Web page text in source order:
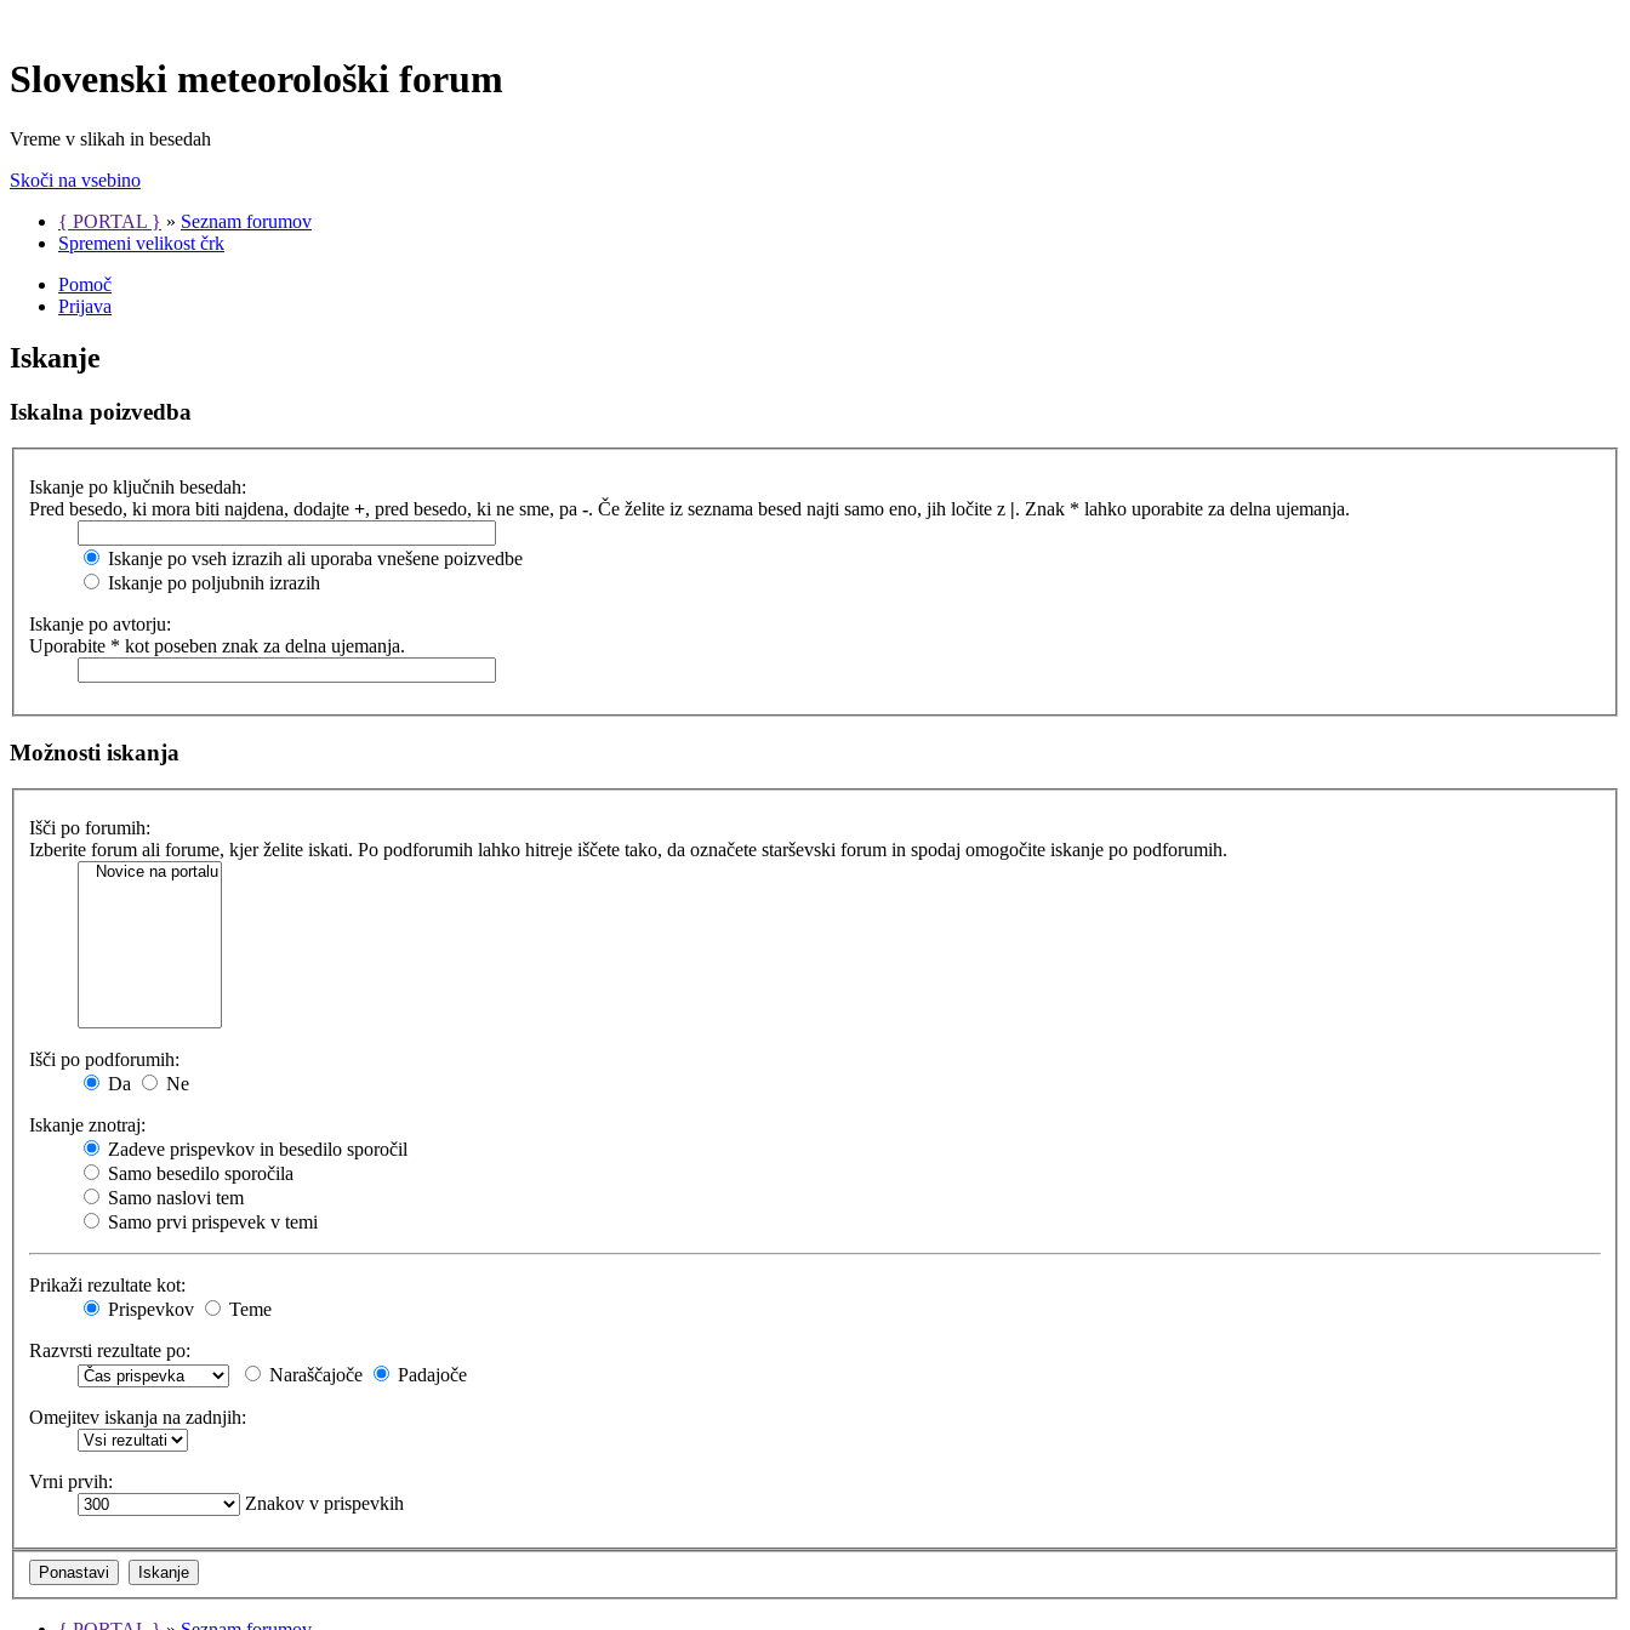
Slovenski meteorološki forum
Vreme v slikah in besedah
Skoči na vsebino
{ PORTAL } » Seznam forumov
Spremeni velikost črk
Pomoč
Prijava
Iskanje
Iskalna poizvedba
Iskanje po ključnih besedah:
Pred besedo, ki mora biti najdena, dodajte +, pred besedo, ki ne sme, pa -. Če želite iz seznama besed najti samo eno, jih ločite z |. Znak * lahko uporabite za delna ujemanja.
Iskanje po vseh izrazih ali uporaba vnešene poizvedbe
Iskanje po poljubnih izrazih
Iskanje po avtorju:
Uporabite * kot poseben znak za delna ujemanja.
Možnosti iskanja
Išči po forumih:
Izberite forum ali forume, kjer želite iskati. Po podforumih lahko hitreje iščete tako, da označete starševski forum in spodaj omogočite iskanje po podforumih.
Išči po podforumih:
Da
Ne
Iskanje znotraj:
Zadeve prispevkov in besedilo sporočil
Samo besedilo sporočila
Samo naslovi tem
Samo prvi prispevek v temi
Prikaži rezultate kot:
Prispevkov
Teme
Razvrsti rezultate po:
Naraščajoče
Padajoče
Omejitev iskanja na zadnjih:
Vrni prvih:
Znakov v prispevkih